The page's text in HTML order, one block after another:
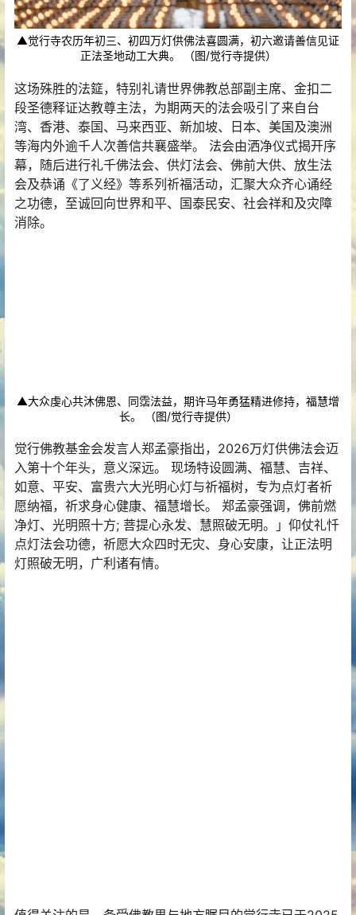
▲觉行寺农历年初三、初四万灯供佛法喜圆满，初六邀请善信见证
正法圣地动工大典。 （图/觉行寺提供）
这场殊胜的法筵，特别礼请世界佛教总部副主席、金扣二
段圣德释证达教尊主法，为期两天的法会吸引了来自台
湾、香港、泰国、马来西亚、新加坡、日本、美国及澳洲
等海内外逾千人次善信共襄盛举。 法会由洒净仪式揭开序
幕，随后进行礼千佛法会、供灯法会、佛前大供、放生法
会及恭诵《了义经》等系列祈福活动，汇聚大众齐心诵经
之功德，至诚回向世界和平、国泰民安、社会祥和及灾障
消除。
▲大众虔心共沐佛恩、同霑法益，期许马年勇猛精进修持，福慧增
长。 （图/觉行寺提供）
觉行佛教基金会发言人郑孟豪指出，2026万灯供佛法会迈
入第十个年头，意义深远。 现场特设圆满、福慧、吉祥、
如意、平安、富贵六大光明心灯与祈福树，专为点灯者祈
愿纳福，祈求身心健康、福慧增长。 郑孟豪强调，佛前燃
净灯、光明照十方; 菩提心永发、慧照破无明。」仰仗礼忏
点灯法会功德，祈愿大众四时无灾、身心安康，让正法明
灯照破无明，广利诸有情。